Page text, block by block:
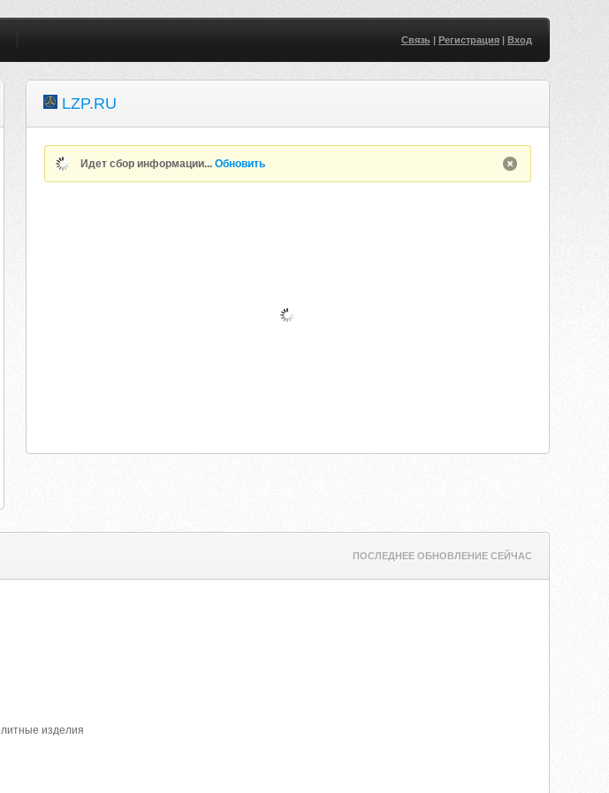
Связь| Регистрация| Вход
LZP.RU
Идет сбор информации...Обновить
ПОСЛЕДНЕЕ ОБНОВЛЕНИЕ СЕЙЧАС
изделия